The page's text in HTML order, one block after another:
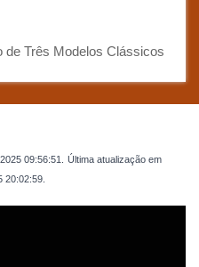
de Três Modelos Clássicos
09:56:51
Última atualização em
20:02:59